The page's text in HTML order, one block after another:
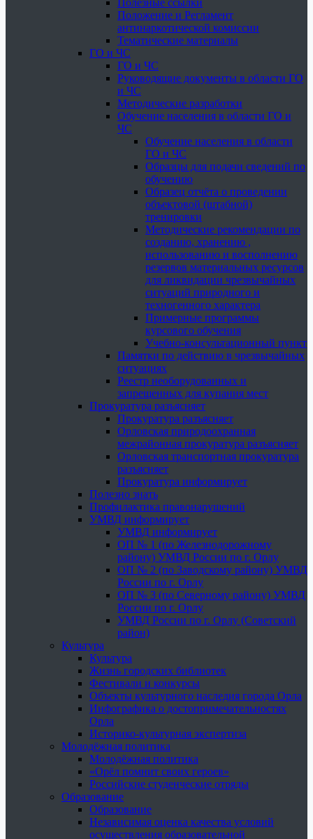
Полезные ссылки
Положение и Регламент
антинаркотической комиссии
Тематические материалы
ГО и ЧС
ГО и ЧС
Руководящие документы в области ГО
и ЧС
Методические разработки
Обучение населения в области ГО и
ЧС
Обучение населения в области
ГО и ЧС
Образцы для подачи сведений по
обучению
Образец отчёта о проведении
объектовой (штабной)
тренировки
Методические рекомендации по
созданию, хранению ,
использованию и восполнению
резервов материальных ресурсов
для ликвидации чрезвычайных
ситуаций природного и
техногенного характера
Примерные программы
курсового обучения
Учебно-консультационный пункт
Памятки по действию в чрезвычайных
ситуациях
Реестр необорудованных и
запрещенных для купания мест
Прокуратура разъясняет
Прокуратура разъясняет
Орловская природоохранная
межрайонная прокуратура разъясняет
Орловская транспортная прокуратура
разъясняет
Прокуратура информирует
Полезно знать
Профилактика правонарушений
УМВД информирует
УМВД информирует
ОП № 1 (по Железнодорожному
району) УМВД России по г. Орлу
ОП № 2 (по Заводскому району) УМВД
России по г. Орлу
ОП № 3 (по Северному району) УМВД
России по г. Орлу
УМВД России по г. Орлу (Советский
район)
Культура
Культура
Жизнь городских библиотек
Фестивали и конкурсы
Объекты культурного наследия города Орла
Инфографика о достопримечательностях
Орла
Историко-культурная экспертиза
Молодёжная политика
Молодёжная политика
«Орёл помнит своих героев»
Российские студенческие отряды
Образование
Образование
Независимая оценка качества условий
осуществления образовательной